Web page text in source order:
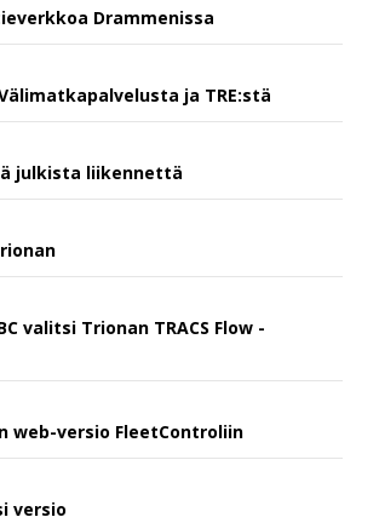
Drammenissa
ja TRE:stä
julkista liikennettä
valitsi Trionan TRACS Flow -
web-versio FleetControliin
versio